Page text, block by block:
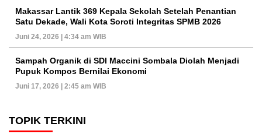
Makassar Lantik 369 Kepala Sekolah Setelah Penantian
Satu Dekade, Wali Kota Soroti Integritas SPMB 2026
Juni 24, 2026 | 4:34 am WIB
Sampah Organik di SDI Maccini Sombala Diolah Menjadi
Pupuk Kompos Bernilai Ekonomi
Juni 17, 2026 | 2:45 am WIB
TOPIK TERKINI